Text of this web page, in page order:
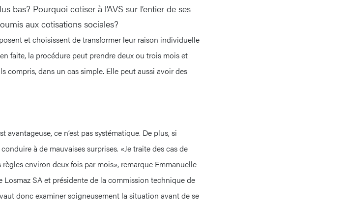
bas? Pourquoi cotiser à l’AVS sur l’entier de ses
aux cotisations sociales?
et choisissent de transformer leur raison individuelle
faite, la procédure peut prendre deux ou trois mois et
compris, dans un cas simple. Elle peut aussi avoir des
ce n’est pas systématique. De plus, si
à de mauvaises surprises. «Je traite des cas de
environ deux fois par mois», remarque Emmanuelle
SA et présidente de la commission technique de
donc examiner soigneusement la situation avant de se